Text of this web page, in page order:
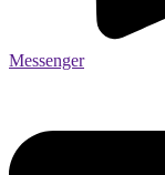
Messenger